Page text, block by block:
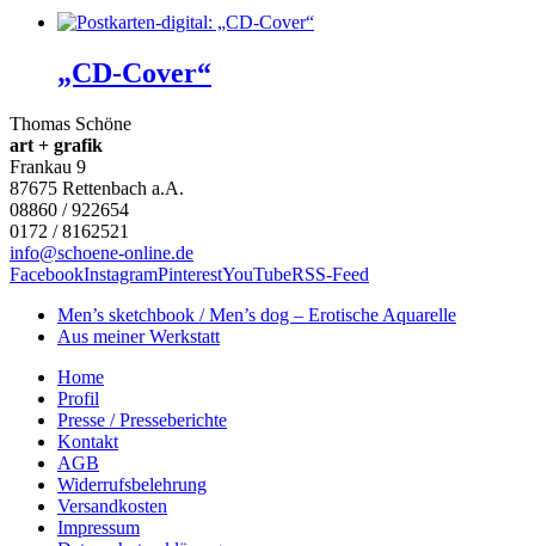
„CD-Cover“
Thomas Schöne
art + grafik
Frankau 9
87675 Rettenbach a.A.
08860 / 922654
0172 / 8162521
info@schoene-online.de
FacebookInstagramPinterestYouTubeRSS-Feed
Men’s sketchbook / Men’s dog – Erotische Aquarelle
Aus meiner Werkstatt
Home
Profil
Presse / Presseberichte
Kontakt
AGB
Widerrufsbelehrung
Versandkosten
Impressum